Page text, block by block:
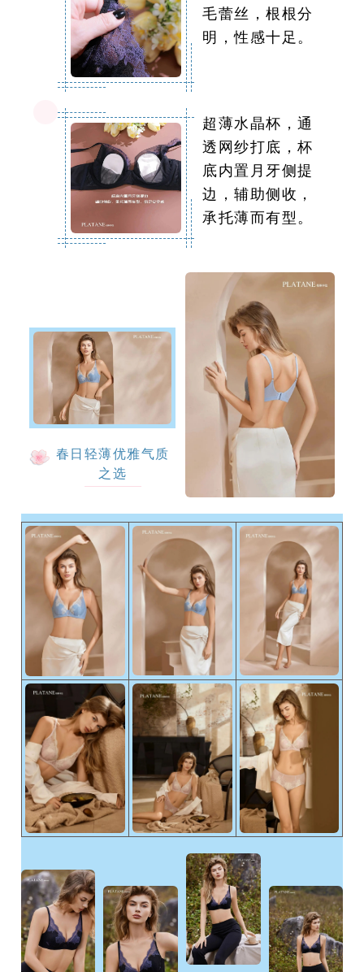
毛蕾丝，根根分
明，性感十足。
超薄水晶杯，通
透网纱打底，杯
底内置月牙侧提
边，辅助侧收，
承托薄而有型。
春日轻薄优雅气质
之选